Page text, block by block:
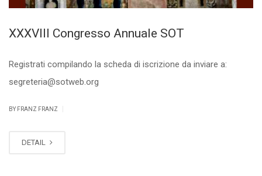
XXXVIII Congresso Annuale SOT
Registrati compilando la scheda di iscrizione da inviare a:
segreteria@sotweb.org
BY FRANZ FRANZ
DETAIL